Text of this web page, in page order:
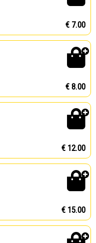
€ 7.00
€ 8.00
€ 12.00
€ 15.00